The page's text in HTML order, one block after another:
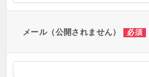
メール（公開されません） 必須